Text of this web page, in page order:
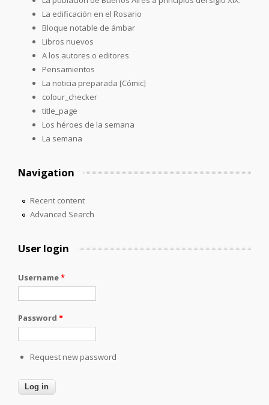
La edificación en el Rosario
Bloque notable de ámbar
Libros nuevos
A los autores o editores
Pensamientos
La noticia preparada [Cómic]
colour_checker
title_page
Los héroes de la semana
La semana
Navigation
Recent content
Advanced Search
User login
Username*
Password *
Request new password